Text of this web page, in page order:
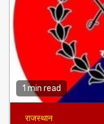
1 min read
राजस्थान